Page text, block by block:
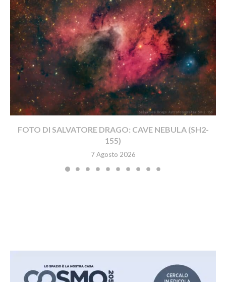
FOTO DI SALVATORE DRAGO: CAVE NEBULA (SH2-
155)
7 Agosto 2026